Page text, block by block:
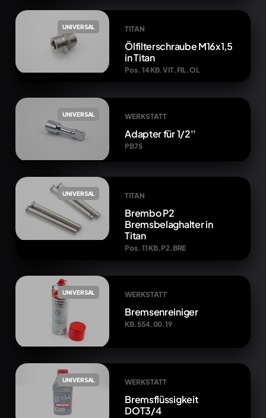
UNIVERSAL TITAN
Ölfilterschraube M16x1,5
in Titan
Pos. 14 KB.VIT.FIL.OL
UNIVERSAL WERKSTATT
Adapter für 1/2''
PB75
UNIVERSAL TITAN
Brembo P2
Bremsbelaghalter in
Titan
Pos. 11 KB.P2.BRE
UNIVERSAL WERKSTATT
Bremsenreiniger
KB.554.00.19
UNIVERSAL WERKSTATT
Bremsflüssigkeit
DOT3/4